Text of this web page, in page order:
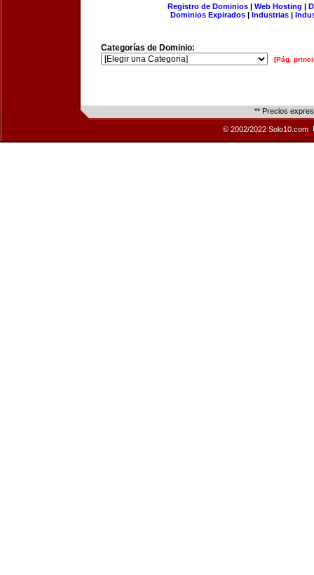
Registro de Dominios| Web Hosting |
Dominios Expirados | Industrias |
Categorías de Dominio:
[Pág.
** Precios
© 2002/2022 Solo10.com